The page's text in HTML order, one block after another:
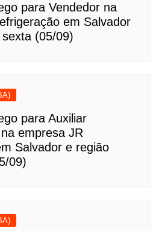
para Vendedor na
em Salvador
(05/09)
para Auxiliar
empresa JR
Salvador e região
09)